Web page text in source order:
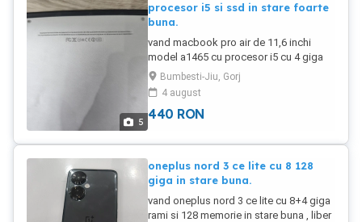
5
procesor i5 si ssd in stare foarte
buna.
vand macbook pro air de 11,6 inchi
model a1465 cu procesor i5 cu 4 giga
rami si ssd foarte mare mare si rar de
480 giga. bateria tine mult , incarcator.
Bumbesti-Jiu, Gorj
4 august
440 RON
oneplus nord 3 ce lite cu 8 128
giga in stare buna.
vand oneplus nord 3 ce lite cu 8+4 giga
rami si 128 memorie in stare buna , liber